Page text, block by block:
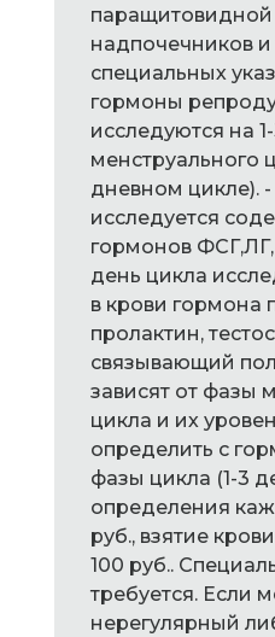
надпочечников и
специальных
гормоны
исследуются на
менструального
дневном цикле).
исследуется
гормонов ФСГ,ЛГ,
день цикла
в крови гормона
пролактин,
связывающий
зависят от фазы
цикла и их
определить с
фазы цикла (1-3
определения
руб., взятие
100 руб..
требуется. Если
нерегулярный